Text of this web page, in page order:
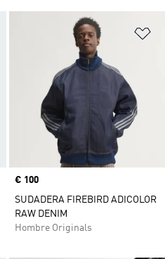
Añadir a la lista de deseos
Precio
€ 100
SUDADERA FIREBIRD ADICOLOR
RAW DENIM
Hombre Originals